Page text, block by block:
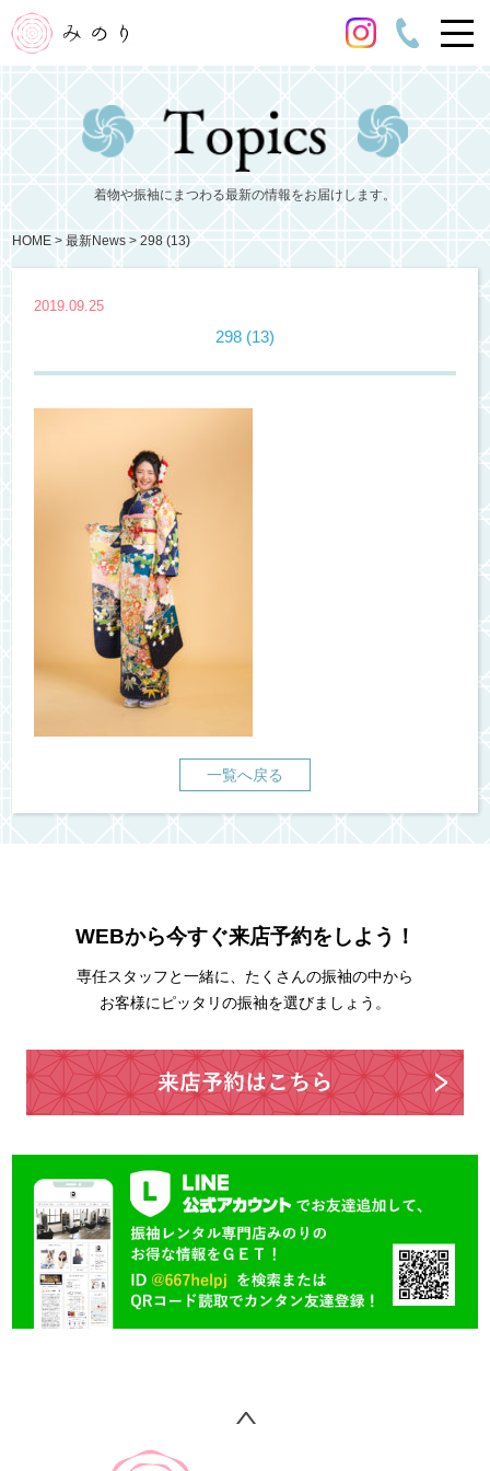
着物や振袖にまつわる最新の情報をお届けします。
HOME 最新News 298 (13)
2019.09.25
298 (13)
一覧へ戻る
WEBから今すぐ来店予約をしよう！
専任スタッフと一緒に、たくさんの振袖の中から
お客様にピッタリの振袖を選びましょう。